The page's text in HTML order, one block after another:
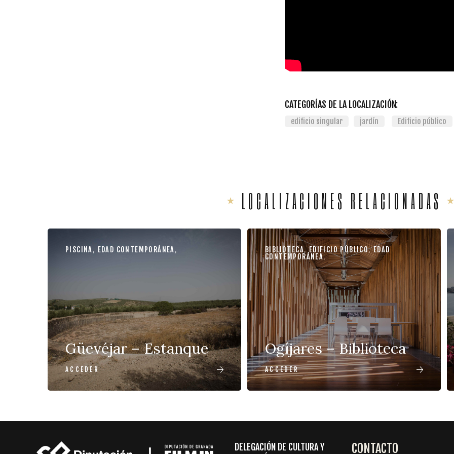
CATEGORÍAS DE LA LOCALIZACIÓN:
edificio singular jardín Edificio público
LOCALIZACIONES RELACIONADAS
PISCINA, EDAD CONTEMPORÁNEA,
Güevéjar – Estanque
ACCEDER
BIBLIOTECA,EDIFICIO PÚBLICO,EDAD
CONTEMPORÁNEA,
Ogíjares – Biblioteca
ACCEDER
DELEGACIÓN DE CULTURA Y
CONTACTO